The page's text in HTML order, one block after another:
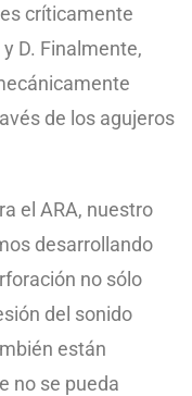
críticamente
D. Finalmente,
de los agujeros
el ARA, nuestro
desarrollando
no sólo
del sonido
están
no se pueda